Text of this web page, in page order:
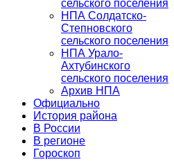
сельского поселения
НПА Солдатско-
Степновского
сельского поселения
НПА Урало-
Ахтубинского
сельского поселения
Архив НПА
Официально
История района
В России
В регионе
Гороскоп